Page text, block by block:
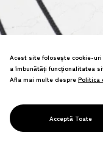
GGG/
FORCE
Acest site folosește cookie-
a îmbunătăți funcționalitatea
Afla mai multe despre Politica
Politica
Acceptă Toate